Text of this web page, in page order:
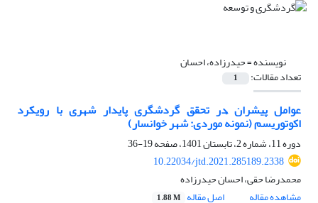
نویسنده =حیدرزاده، احسان
تعداد مقالات: 1
عوامل پیشران در تحقق گردشگری پایدار شهری با رویکرد
اکوتوریسم (نمونهٔ موردی: شهر خوانسار)
دوره 11، شماره 2، تابستان 1401، صفحه
19-36
10.22034/jtd.2021.285189.2338
محمدرضا حقی، احسان حیدرزاده
مشاهده مقاله
اصل مقاله 1.88 M